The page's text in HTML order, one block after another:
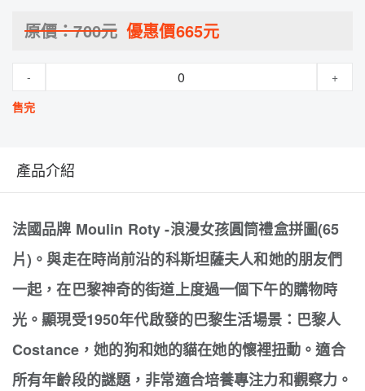
原價：700元 優惠價665元
-
+
售完
產品介紹
法國品牌 Moulin Roty -浪漫女孩圓筒禮盒拼圖(65
片)。與走在時尚前沿的科斯坦薩夫人和她的朋友們
一起，在巴黎神奇的街道上度過一個下午的購物時
光。顯現受1950年代啟發的巴黎生活場景：巴黎人
Costance，她的狗和她的貓在她的懷裡扭動。適合
所有年齡段的謎題，非常適合培養專注力和觀察力。